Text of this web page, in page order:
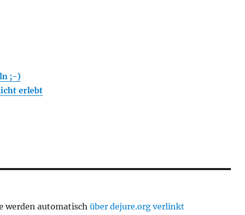
;-)
erlebt
werden automatischüber dejure.org verlinkt